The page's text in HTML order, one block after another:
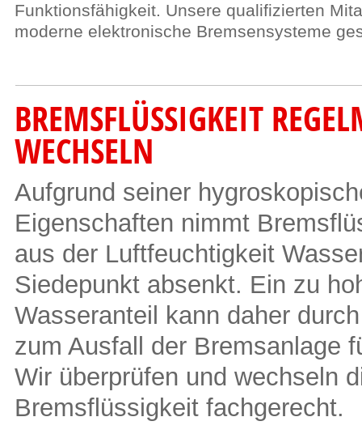
Funktionsfähigkeit. Unsere qualifizierten
moderne elektronische Bremsensysteme
BREMSFLÜSSIGKEIT
WECHSELN
Aufgrund seiner
Eigenschaften nimmt
aus der Luftfeuchtigkeit
Siedepunkt absenkt. Ein zu
Wasseranteil kann daher
zum Ausfall der Bremsanlage
Wir überprüfen und wechseln
Bremsflüssigkeit fachgerecht.